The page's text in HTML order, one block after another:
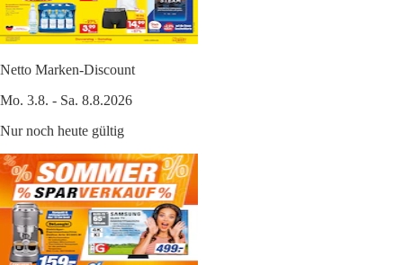
Netto Marken-Discount
Mo. 3.8. - Sa. 8.8.2026
Nur noch heute gültig